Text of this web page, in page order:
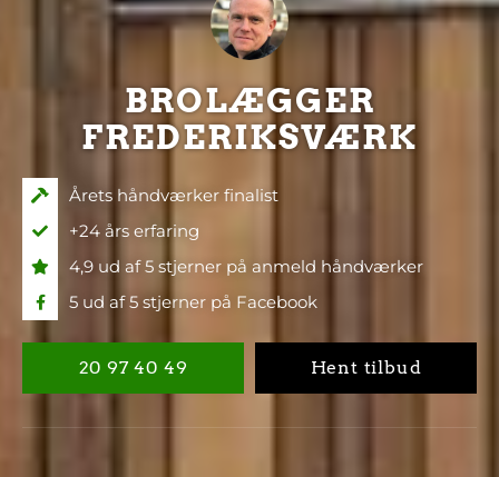
BROLÆGGER
FREDERIKSVÆRK
Årets håndværker finalist
+24 års erfaring
4,9 ud af 5 stjerner på anmeld håndværker
5 ud af 5 stjerner på Facebook
20 97 40 49 Hent tilbud